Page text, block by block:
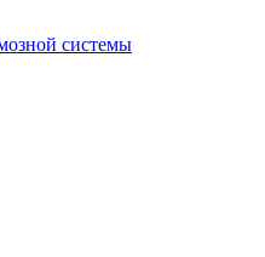
системы